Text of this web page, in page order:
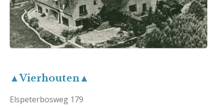
▲Vierhouten▲
Elspeterbosweg 179